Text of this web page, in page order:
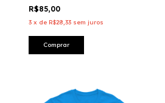
R$85,00
3 x de R$28,33 sem juros
Comprar